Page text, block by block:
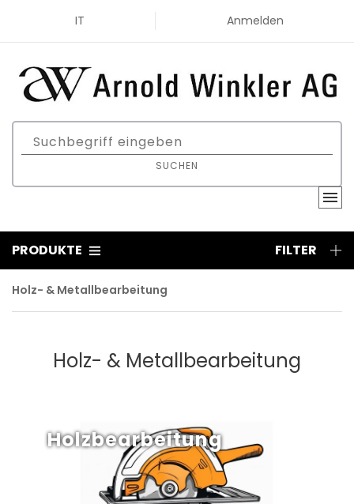
IT Anmelden
SUCHEN
PRODUKTE FILTER
Holz- & Metallbearbeitung
Holz- & Metallbearbeitung
Holzbearbeitung